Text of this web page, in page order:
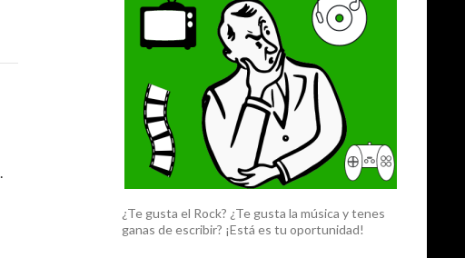
¿Te gusta el Rock? ¿Te gusta la música y tenes
ganas de escribir? ¡Está es tu oportunidad!